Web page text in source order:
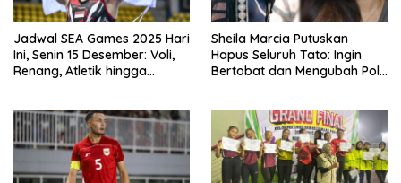
Jadwal SEA Games 2025 Hari
Ini, Senin 15 Desember: Voli,
Renang, Atletik hingga
Sheila Marcia Putuskan
Hapus Seluruh Tato: Ingin
Bertobat dan Mengubah Pola